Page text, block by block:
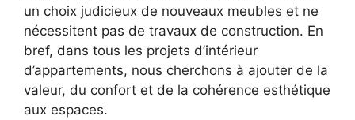
un choix judicieux de nouveaux meubles et ne
nécessitent pas de travaux de construction. En
bref, dans tous les projets d’intérieur
d’appartements, nous cherchons à ajouter de la
valeur, du confort et de la cohérence esthétique
aux espaces.